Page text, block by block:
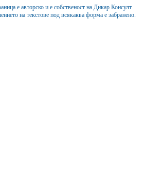
е авторско и е собственост на Дикар Консулт
на текстове под всякаква форма е забранено.